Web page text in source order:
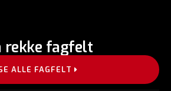
rekke fagfelt
ALLE FAGFELT